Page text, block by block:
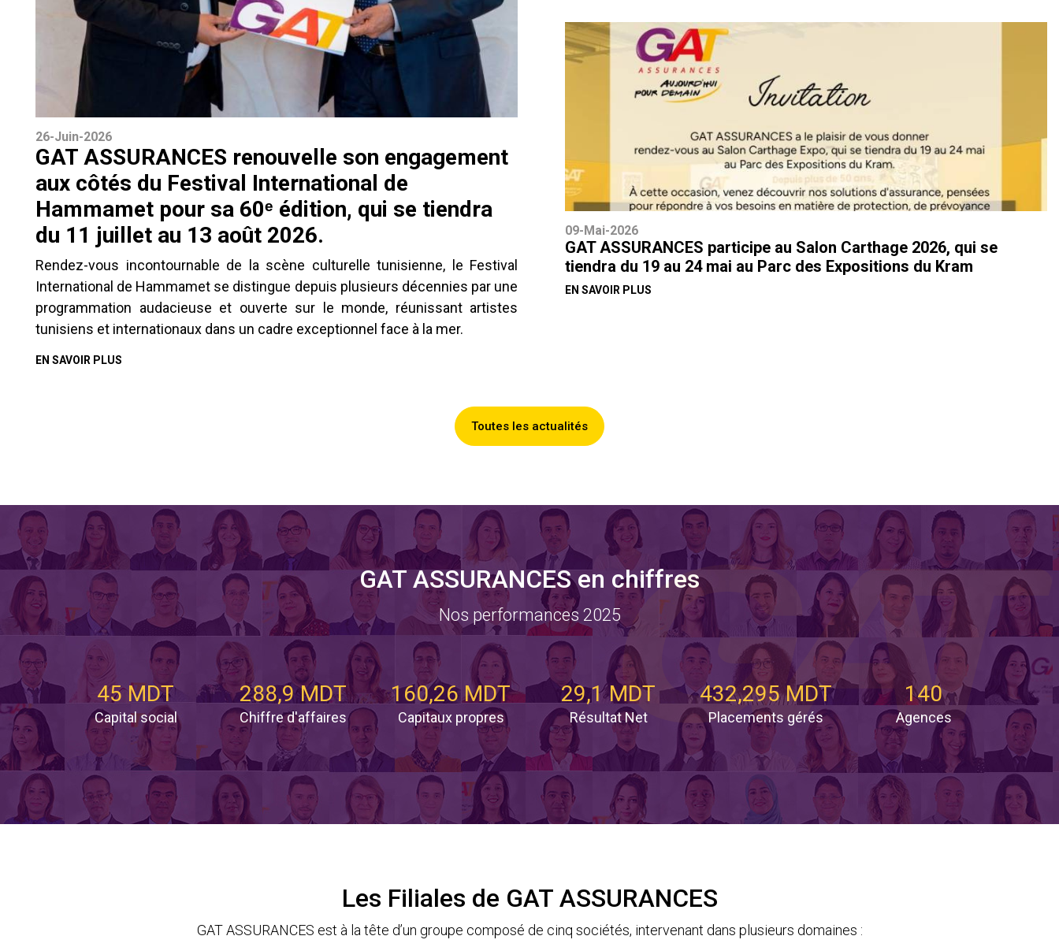
26-Juin-2026
GAT ASSURANCES renouvelle son engagement
aux côtés du Festival International de
Hammamet pour sa 60ᵉ édition, qui se tiendra
du 11 juillet au 13 août 2026.
Rendez-vous incontournable de la scène culturelle tunisienne, le Festival
International de Hammamet se distingue depuis plusieurs décennies par une
programmation audacieuse et ouverte sur le monde, réunissant artistes
tunisiens et internationaux dans un cadre exceptionnel face à la mer.
EN SAVOIR PLUS
09-Mai-2026
GAT ASSURANCES participe au Salon Carthage 2026, qui se
tiendra du 19 au 24 mai au Parc des Expositions du Kram
EN SAVOIR PLUS
Toutes les actualités
GAT ASSURANCES en chiffres
Nos performances 2025
45 MDT
Capital social
288,9 MDT
Chiffre d'affaires
160,26 MDT
Capitaux propres
29,1 MDT
Résultat Net
432,295 MDT
Placements gérés
140
Agences
Les Filiales de GAT ASSURANCES
GAT ASSURANCES est à la tête d’un groupe composé de cinq sociétés, intervenant dans plusieurs domaines :